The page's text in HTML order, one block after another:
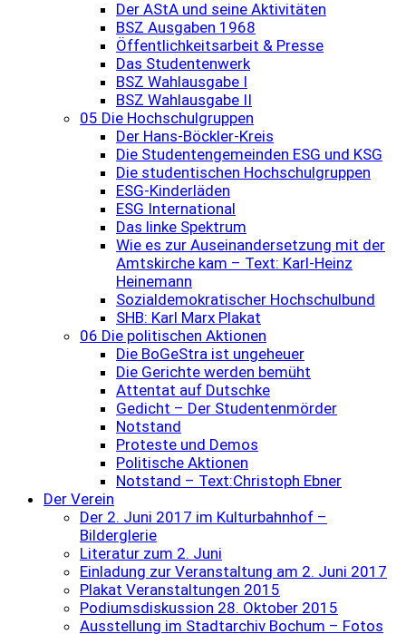
Der AStA und seine Aktivitäten
BSZ Ausgaben 1968
Öffentlichkeitsarbeit & Presse
Das Studentenwerk
BSZ Wahlausgabe I
BSZ Wahlausgabe II
05 Die Hochschulgruppen
Der Hans-Böckler-Kreis
Die Studentengemeinden ESG und KSG
Die studentischen Hochschulgruppen
ESG-Kinderläden
ESG International
Das linke Spektrum
Wie es zur Auseinandersetzung mit der
Amtskirche kam – Text: Karl-Heinz
Heinemann
Sozialdemokratischer Hochschulbund
SHB: Karl Marx Plakat
06 Die politischen Aktionen
Die BoGeStra ist ungeheuer
Die Gerichte werden bemüht
Attentat auf Dutschke
Gedicht – Der Studentenmörder
Notstand
Proteste und Demos
Politische Aktionen
Notstand – Text:Christoph Ebner
Der Verein
Der 2. Juni 2017 im Kulturbahnhof –
Bilderglerie
Literatur zum 2. Juni
Einladung zur Veranstaltung am 2. Juni 2017
Plakat Veranstaltungen 2015
Podiumsdiskussion 28. Oktober 2015
Ausstellung im Stadtarchiv Bochum – Fotos